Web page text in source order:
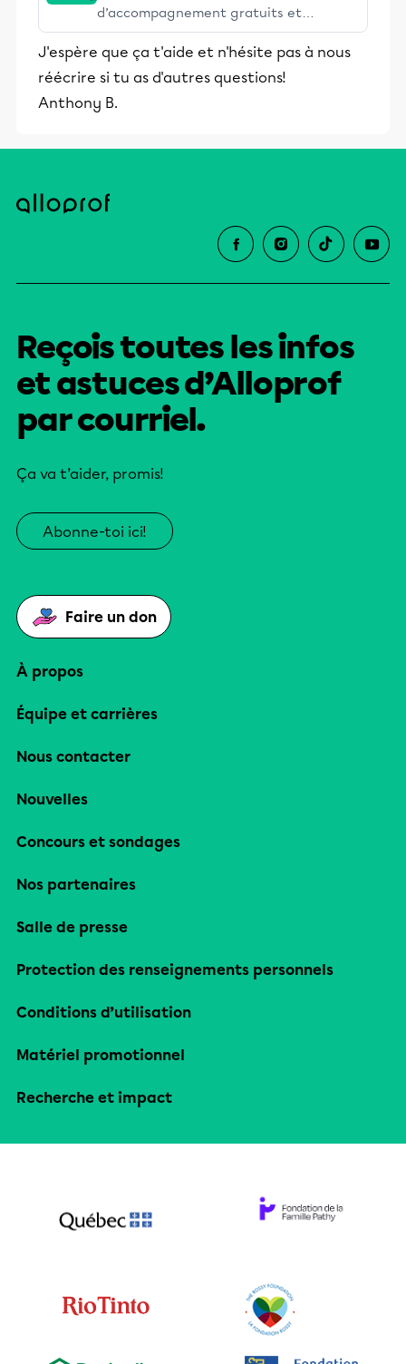
d’accompagnement gratuits et
stimulants, Alloprof engage les élèves
et leurs parents dans la réussite
éducative.
J'espère que ça t'aide et n'hésite pas à nous
réécrire si tu as d'autres questions!
Anthony B.
Reçois toutes les infos
et astuces d’Alloprof
par courriel.
Ça va t’aider, promis!
Abonne-toi ici!
Faire un don
À propos
Équipe et carrières
Nous contacter
Nouvelles
Concours et sondages
Nos partenaires
Salle de presse
Protection des renseignements personnels
Conditions d’utilisation
Matériel promotionnel
Recherche et impact